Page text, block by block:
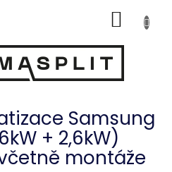
KOŠÍK
Samsung
+ 2,6kW)
montáže